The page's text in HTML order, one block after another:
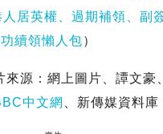
居英權、過期補領、副
續領懶人包）
來源：網上圖片、譚文豪
中文網 、新傳媒資料庫